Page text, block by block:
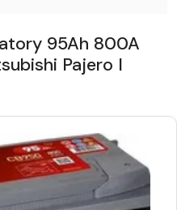
95Ah 800A
Pajero I